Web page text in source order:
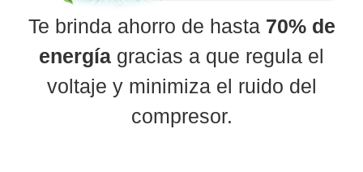
Te brinda ahorro de hasta 70% de
energía gracias a que regula el
voltaje y minimiza el ruido del
compresor.